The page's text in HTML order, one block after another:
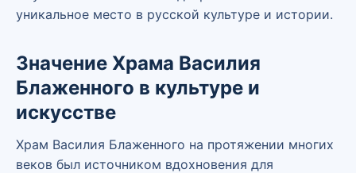
уникальное место в русской культуре и истории.
Значение Храма Василия
Блаженного в культуре и
искусстве
Храм Василия Блаженного на протяжении многих
веков был источником вдохновения для